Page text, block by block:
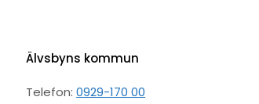
Älvsbyns kommun
Telefon:0929-170 00